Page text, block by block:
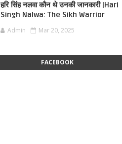
हरि सिंह नलवा कौन थे उनकी जानकारी |Hari
Singh Nalwa: The Sikh Warrior
Admin Mar 20, 2025
FACEBOOK